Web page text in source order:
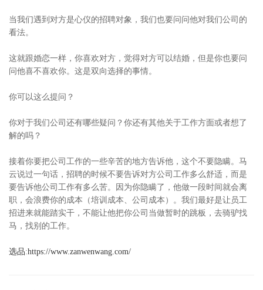
当我们遇到对方是心仪的招聘对象，我们也要问问他对我们公司的
看法。
这就跟婚恋一样，你喜欢对方，觉得对方可以结婚，但是你也要问
问他喜不喜欢你。这是双向选择的事情。
你可以这么提问？
你对于我们公司还有哪些疑问？你还有其他关于工作方面或者想了
解的吗？
接着你要把公司工作的一些辛苦的地方告诉他，这个不要隐瞒。马
云说过一句话，招聘的时候不要告诉对方公司工作多么舒适，而是
要告诉他公司工作有多么苦。因为你隐瞒了，他做一段时间就会离
职，会浪费你的成本（培训成本、公司成本）。我们最好是让员工
招进来就能踏实干，不能让他把你公司当做暂时的跳板，去骑驴找
马，找别的工作。
选品:https://www.zanwenwang.com/